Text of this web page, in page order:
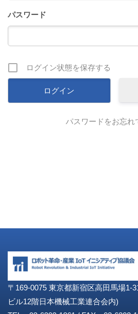
パスワード
ログイン状態を保存する
パスワードをお忘れ
〒169-0075 東京都新宿区高田馬場1-
ビル12階日本機械工業連合会内)